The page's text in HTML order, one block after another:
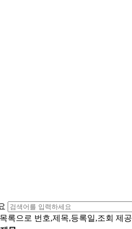
록으로 번호,제목,등록일,조회 제공